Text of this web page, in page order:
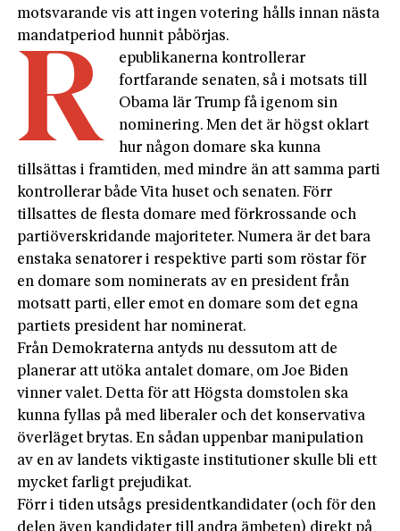
motsvarande vis att ingen votering hålls innan nästa
mandatperiod hunnit påbörjas.
R
epublikanerna kontrollerar
fortfarande senaten, så i motsats till
Obama lär Trump få igenom sin
nominering. Men det är högst oklart
hur någon domare ska kunna
tillsättas i framtiden, med mindre än att samma parti
kontrollerar både Vita huset och senaten. Förr
tillsattes de flesta domare med förkrossande och
partiöverskridande majoriteter. Numera är det bara
enstaka senatorer i respektive parti som röstar för
en domare som nominerats av en president från
motsatt parti, eller emot en domare som det egna
partiets president har nominerat.
Från Demokraterna antyds nu dessutom att de
planerar att utöka antalet domare, om Joe Biden
vinner valet. Detta för att Högsta domstolen ska
kunna fyllas på med liberaler och det konservativa
överläget brytas. En sådan uppenbar manipulation
av en av landets viktigaste institutioner skulle bli ett
mycket farligt prejudikat.
Förr i tiden utsågs presidentkandidater (och för den
delen även kandidater till andra ämbeten) direkt på